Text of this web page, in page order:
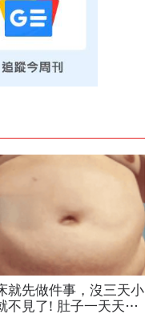
就先做件事，沒三天小
不見了! 肚子一天天變